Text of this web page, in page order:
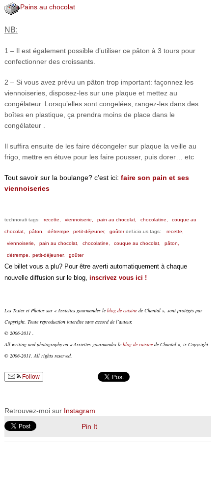
Pains au chocolat
NB:
1 – Il est également possible d’utiliser ce pâton à 3 tours pour
confectionner des croissants.
2 – Si vous avez prévu un pâton trop important: façonnez les
viennoiseries, disposez-les sur une plaque et mettez au
congélateur. Lorsqu’elles sont congelées, rangez-les dans des
boîtes en plastique, ça prendra moins de place dans le
congélateur .
Il suffira ensuite de les faire décongeler sur plaque la veille au
frigo, mettre en étuve pour les faire pousser, puis dorer… etc
Tout savoir sur la boulange? c’est ici: faire son pain et ses
viennoiseries
technorati tags: recette, viennoiserie, pain au chocolat, chocolatine, couque au
chocolat, pâton, détrempe, petit-déjeuner, goûterdel.icio.us tags: recette,
viennoiserie, pain au chocolat, chocolatine, couque au chocolat, pâton,
détrempe, petit-déjeuner, goûter
Ce billet vous a plu? Pour être averti automatiquement à chaque
nouvelle diffusion sur le blog, inscrivez vous ici !
Les Textes et Photos sur « Assiettes gourmandes le blog de cuisinede Chantal », sont protégés par
Copyright. Toute reproduction interdite sans accord de l’auteur.
© 2006-2011 .
All writing and photography on « Assiettes gourmandes le blog de cuisinede Chantal », is Copyright
© 2006-2011. All rights reserved.
Follow
Retrouvez-moi sur Instagram
Pin It